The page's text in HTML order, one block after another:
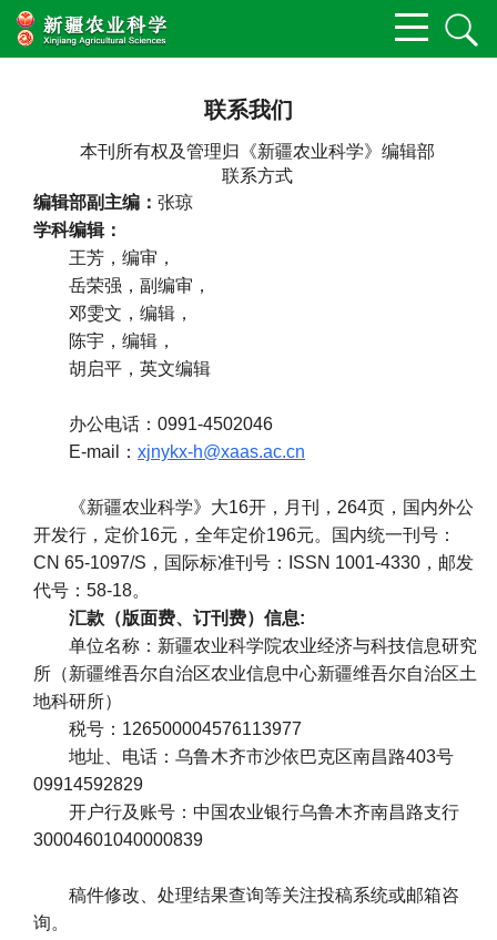
联系我们
本刊所有权及管理归《新疆农业科学》编辑部
联系方式
编辑部副主编： 张琼
学科编辑：
王芳，编审，
岳荣强，副编审，
邓雯文，编辑，
陈宇，编辑，
胡启平，英文编辑
办公电话：0991-4502046
E-mail： xjnykx-h@xaas.ac.cn
《新疆农业科学》大16开，月刊，264页，国内外公
开发行，定价16元，全年定价196元。国内统一刊号：
CN 65-1097/S，国际标准刊号：ISSN 1001-4330，邮发
代号：58-18。
汇款（版面费、订刊费）信息:
单位名称：新疆农业科学院农业经济与科技信息研究
所（新疆维吾尔自治区农业信息中心新疆维吾尔自治区土
地科研所）
税号：126500004576113977
地址、电话：乌鲁木齐市沙依巴克区南昌路403号
09914592829
开户行及账号：中国农业银行乌鲁木齐南昌路支行
30004601040000839
稿件修改、处理结果查询等关注投稿系统或邮箱咨
询。